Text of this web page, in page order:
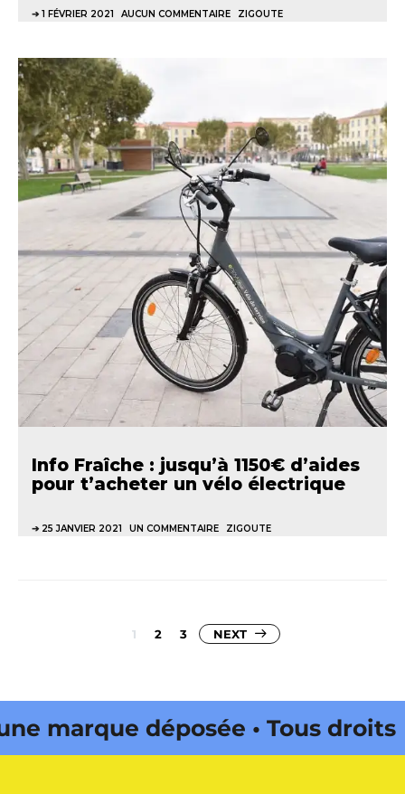
1 FÉVRIER 2021 AUCUN COMMENTAIRE ZIGOUTE
Info Fraîche : jusqu’à 1150€ d’aides
pour t’acheter un vélo électrique
25 JANVIER 2021 UN COMMENTAIRE ZIGOUTE
Pagination
1 2 3 NEXT
déposée • Tous droits